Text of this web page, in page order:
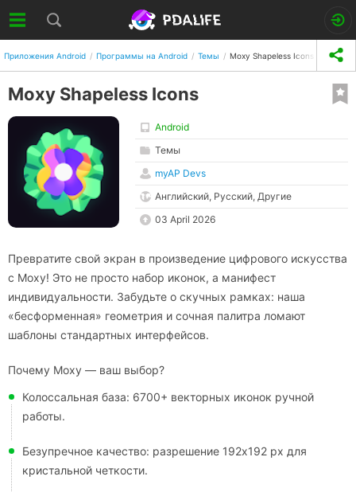
Приложения Android Программы на Android Темы Moxy Shapeless Icons
Moxy Shapeless Icons
Android
Темы
myAP Devs
Английский, Русский, Другие
03 April 2026
Превратите свой экран в произведение цифрового искусства
с Moxy! Это не просто набор иконок, а манифест
индивидуальности. Забудьте о скучных рамках: наша
«бесформенная» геометрия и сочная палитра ломают
шаблоны стандартных интерфейсов.
Почему Moxy — ваш выбор?
Колоссальная база: 6700+ векторных иконок ручной
работы.
Безупречное качество: разрешение 192x192 px для
кристальной четкости.